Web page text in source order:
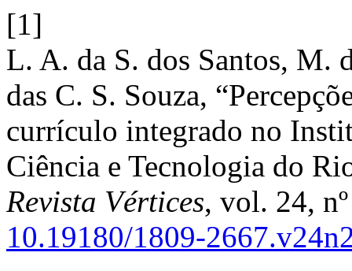
[1]
L. A. da S. dos Santos, M.
das C. S. Souza,
currículo integrado no
Ciência e Tecnologia do
Revista Vértices, vol. 24,
10.19180/1809-